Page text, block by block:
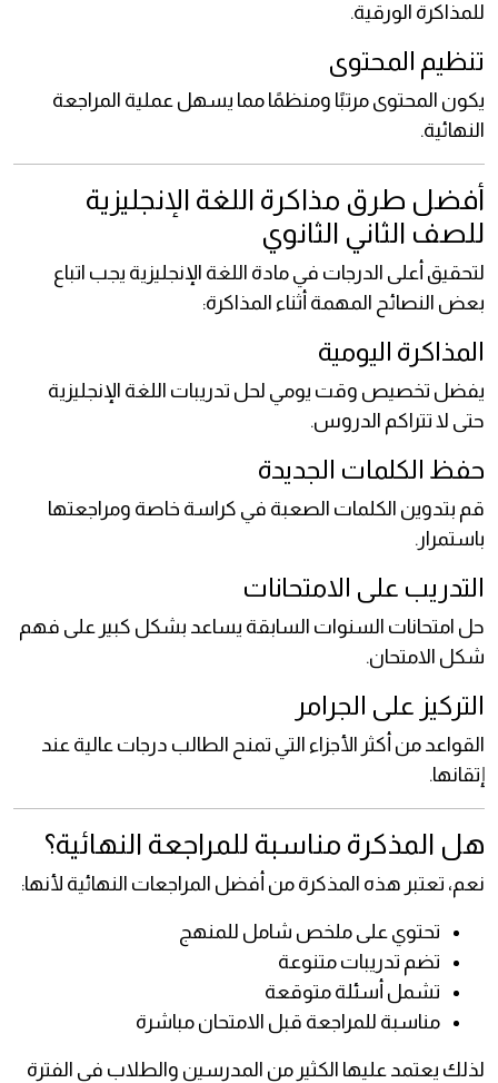
للمذاكرة الورقية.
تنظيم المحتوى
يكون المحتوى مرتبًا ومنظمًا مما يسهل عملية المراجعة
النهائية.
أفضل طرق مذاكرة اللغة الإنجليزية
للصف الثاني الثانوي
لتحقيق أعلى الدرجات في مادة اللغة الإنجليزية يجب اتباع
بعض النصائح المهمة أثناء المذاكرة:
المذاكرة اليومية
يفضل تخصيص وقت يومي لحل تدريبات اللغة الإنجليزية
حتى لا تتراكم الدروس.
حفظ الكلمات الجديدة
قم بتدوين الكلمات الصعبة في كراسة خاصة ومراجعتها
باستمرار.
التدريب على الامتحانات
حل امتحانات السنوات السابقة يساعد بشكل كبير على فهم
شكل الامتحان.
التركيز على الجرامر
القواعد من أكثر الأجزاء التي تمنح الطالب درجات عالية عند
إتقانها.
هل المذكرة مناسبة للمراجعة النهائية؟
نعم، تعتبر هذه المذكرة من أفضل المراجعات النهائية لأنها:
تحتوي على ملخص شامل للمنهج
تضم تدريبات متنوعة
تشمل أسئلة متوقعة
مناسبة للمراجعة قبل الامتحان مباشرة
لذلك يعتمد عليها الكثير من المدرسين والطلاب في الفترة